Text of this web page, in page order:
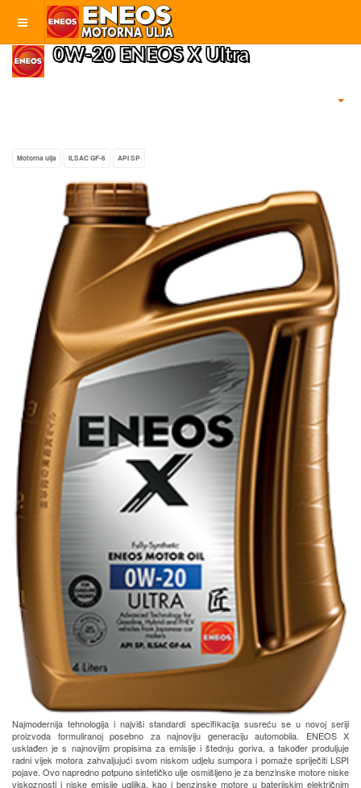
0W-20 ENEOS X Ultra
Motorna ulja ILSAC GF-6 API SP
Najmodernija tehnologija i najviši standardi specifikacija susreću se u novoj seriji
proizvoda formuliranoj posebno za najnoviju generaciju automobila. ENEOS X
usklađen je s najnovijim propisima za emisije i štednju goriva, a također produljuje
radni vijek motora zahvaljujući svom niskom udjelu sumpora i pomaže spriječiti LSPI
pojave. Ovo napredno potpuno sintetičko ulje osmišljeno je za benzinske motore niske
viskoznosti i niske emisije ugljika, kao i benzinske motore u baterijskim električnim